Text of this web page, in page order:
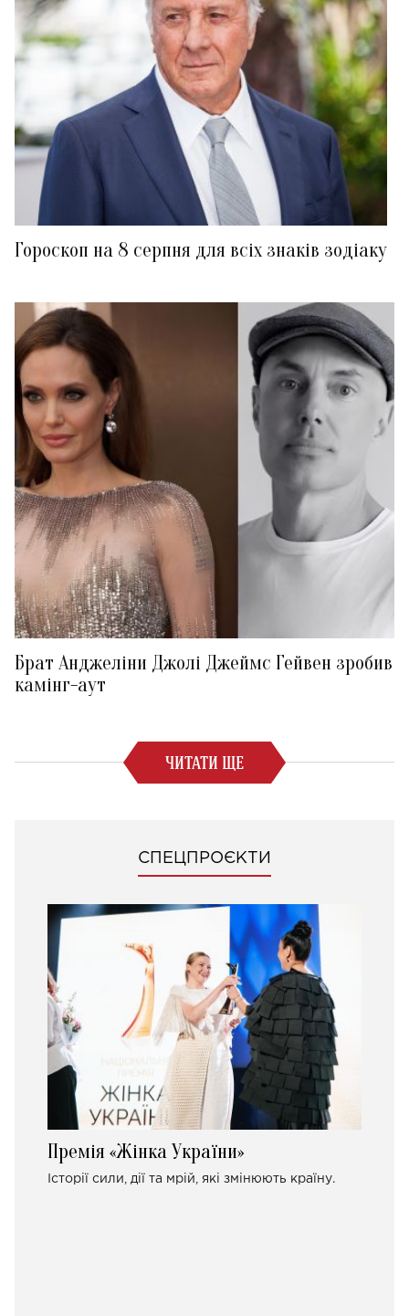
Гороскоп на 8 серпня для всіх знаків зодіаку
Брат Анджеліни Джолі Джеймс Гейвен зробив
камінг-аут
ЧИТАТИ ЩЕ
СПЕЦПРОЄКТИ
Премія «Жінка України»
Історії сили, дії та мрій, які змінюють країну.